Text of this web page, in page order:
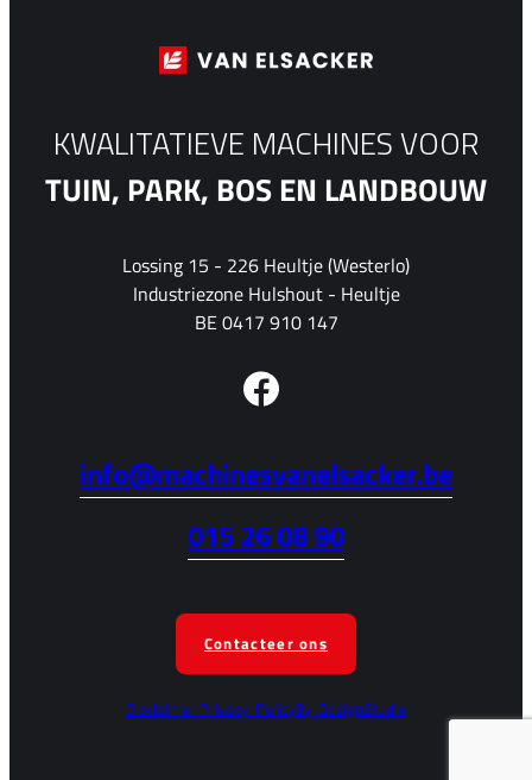
KWALITATIEVE MACHINES VOOR
TUIN, PARK, BOS EN LANDBOUW
Lossing 15 - 226 Heultje (Westerlo)
Industriezone Hulshout - Heultje
BE 0417 910 147
info@machinesvanelsacker.be
015 26 08 90
Contacteer ons
Disclaimer Privacy PolicyBy DesignStudio